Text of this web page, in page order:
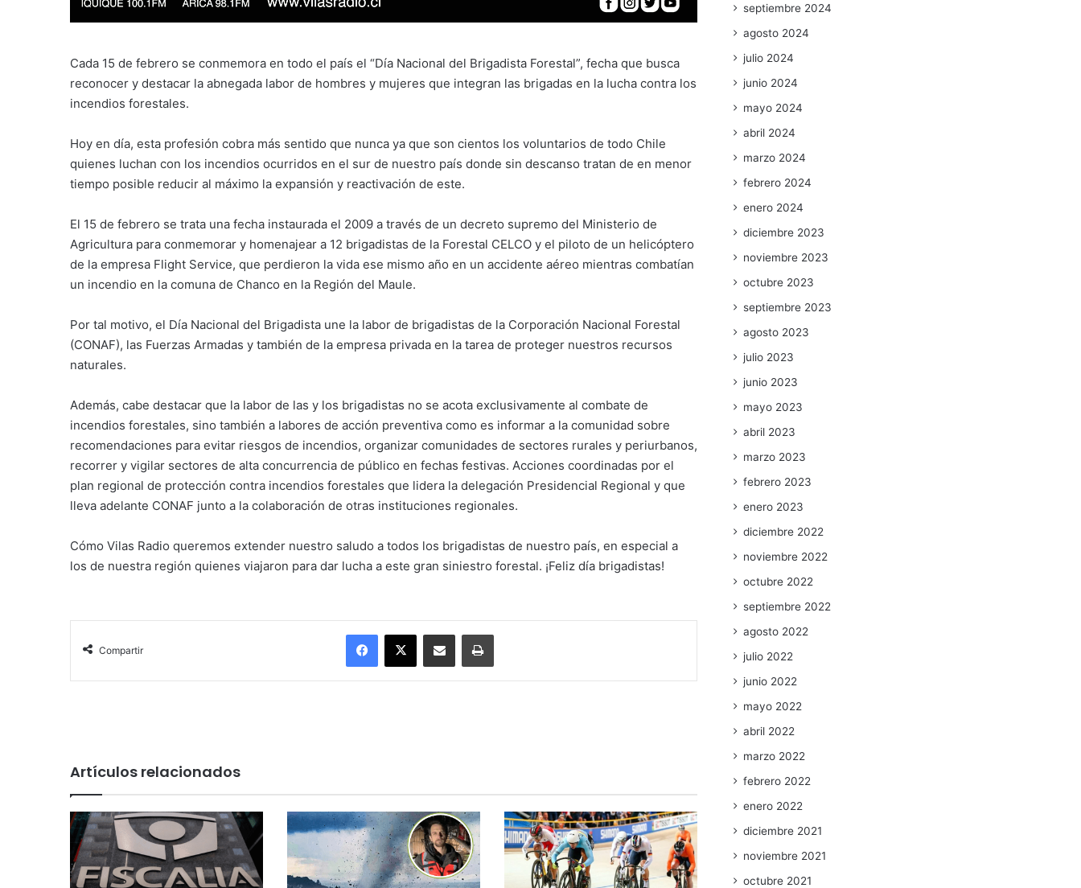
Cada 15 de febrero se conmemora en todo el país el “Día Nacional del Brigadista Forestal”, fecha que busca
reconocer y destacar la abnegada labor de hombres y mujeres que integran las brigadas en la lucha contra los
incendios forestales.
Hoy en día, esta profesión cobra más sentido que nunca ya que son cientos los voluntarios de todo Chile
quienes luchan con los incendios ocurridos en el sur de nuestro país donde sin descanso tratan de en menor
tiempo posible reducir al máximo la expansión y reactivación de este.
El 15 de febrero se trata una fecha instaurada el 2009 a través de un decreto supremo del Ministerio de
Agricultura para conmemorar y homenajear a 12 brigadistas de la Forestal CELCO y el piloto de un helicóptero
de la empresa Flight Service, que perdieron la vida ese mismo año en un accidente aéreo mientras combatían
un incendio en la comuna de Chanco en la Región del Maule.
Por tal motivo, el Día Nacional del Brigadista une la labor de brigadistas de la Corporación Nacional Forestal
(CONAF), las Fuerzas Armadas y también de la empresa privada en la tarea de proteger nuestros recursos
naturales.
Además, cabe destacar que la labor de las y los brigadistas no se acota exclusivamente al combate de
incendios forestales, sino también a labores de acción preventiva como es informar a la comunidad sobre
recomendaciones para evitar riesgos de incendios, organizar comunidades de sectores rurales y periurbanos,
recorrer y vigilar sectores de alta concurrencia de público en fechas festivas. Acciones coordinadas por el
plan regional de protección contra incendios forestales que lidera la delegación Presidencial Regional y que
lleva adelante CONAF junto a la colaboración de otras instituciones regionales.
Cómo Vilas Radio queremos extender nuestro saludo a todos los brigadistas de nuestro país, en especial a
los de nuestra región quienes viajaron para dar lucha a este gran siniestro forestal. ¡Feliz día brigadistas!
Compartir
Facebook
X Enviar vía email Imprimir
Artículos relacionados
septiembre 2024
agosto 2024
julio 2024
junio 2024
mayo 2024
abril 2024
marzo 2024
febrero 2024
enero 2024
diciembre 2023
noviembre 2023
octubre 2023
septiembre 2023
agosto 2023
julio 2023
junio 2023
mayo 2023
abril 2023
marzo 2023
febrero 2023
enero 2023
diciembre 2022
noviembre 2022
octubre 2022
septiembre 2022
agosto 2022
julio 2022
junio 2022
mayo 2022
abril 2022
marzo 2022
febrero 2022
enero 2022
diciembre 2021
noviembre 2021
octubre 2021